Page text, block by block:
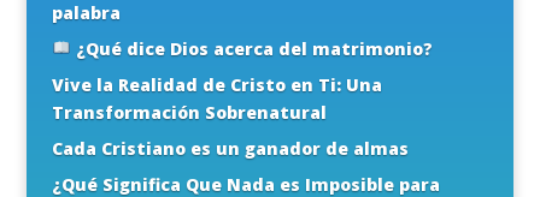
palabra
¿Qué dice Dios acerca del matrimonio?
Vive la Realidad de Cristo en Ti: Una
Transformación Sobrenatural
Cada Cristiano es un ganador de almas
¿Qué Significa Que Nada es Imposible para